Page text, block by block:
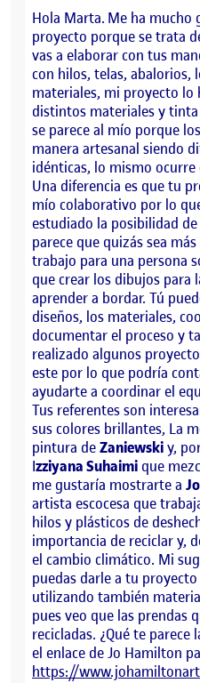
Hola Marta. Me ha
proyecto porque se trata
vas a elaborar con tus
con hilos, telas, abalorios,
materiales, mi proyecto lo
distintos materiales y tinta
se parece al mío porque
manera artesanal siendo
idénticas, lo mismo ocurre
Una diferencia es que tu
mío colaborativo por lo
estudiado la posibilidad
parece que quizás sea
trabajo para una persona
que crear los dibujos para
aprender a bordar. Tú
diseños, los materiales,
documentar el proceso y
realizado algunos
este por lo que podría
ayudarte a coordinar el
Tus referentes son
sus colores brillantes, La
pintura deZaniewskiy,
Izziyana Suhaimi que
me gustaría mostrarte a
artista escocesa que
hilos y plásticos de
importancia de reciclar y,
el cambio climático. Mi
puedas darle a tu
utilizando también
pues veo que las prendas
recicladas. ¿Qué te
el enlace de Jo Hamilton
https://